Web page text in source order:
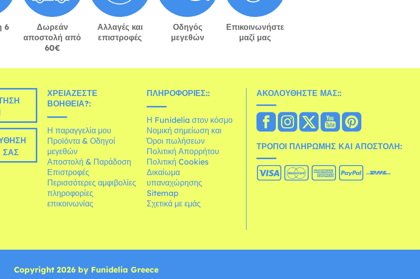
6
Δωρεάν
αποστολή από
60€
Αλλαγές και
επιστροφές
Οδηγός
μεγεθών
Επικοινωνήστε
μαζί μας
ΣΑΣ
ΧΡΕΙΆΖΕΣΤΕ
ΒΟΉΘΕΙΑ?:
Η παραγγελία μου
Προϊόντα & Οδηγοί
μεγεθών
Αποστολή & Παράδοση
Επιστροφές
Περισσότερες αμφιβολίες
πληροφορίες
επικοινωνίας
ΠΛΗΡΟΦΟΡΊΕΣ::
Η Funidelia στον κόσμο
Νομική σημείωση και
Όροι πωλήσεων
Πολιτική Απορρήτου
Πολιτική Cookies
Δικαίωμα
υπαναχώρησης
Sitemap
Σχετικά με εμάς
ΑΚΟΛΟΥΘΉΣΤΕ ΜΑΣ::
ΤΡΌΠΟΙ ΠΛΗΡΩΜΉΣ ΚΑΙ ΑΠΟΣΤΟΛΉ:
Copyright 2026 by Funidelia Greece